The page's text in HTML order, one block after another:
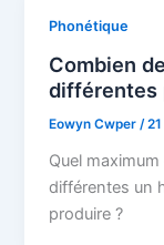
Phonétique
Combien
différentes
Eowyn Cwper/
Quel
différentes un
produire ?